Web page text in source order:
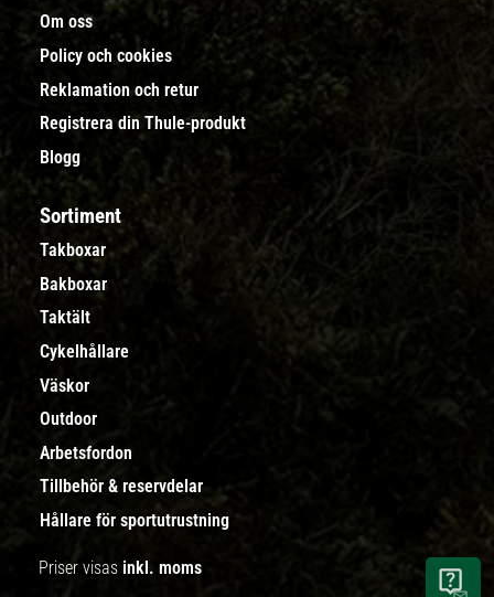
Om oss
Policy och cookies
Reklamation och retur
Registrera din Thule-produkt
Blogg
Sortiment
Takboxar
Bakboxar
Taktält
Cykelhållare
Väskor
Outdoor
Arbetsfordon
Tillbehör & reservdelar
Hållare för sportutrustning
Priser visas inkl. moms